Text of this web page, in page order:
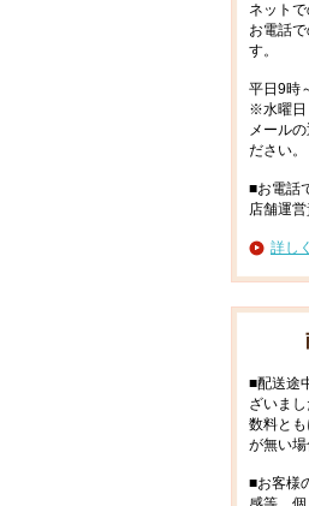
ネット
お電話
す。
平日9時
※水曜日
メール
ださい。
■お電話
店舗運
詳し
■配送途
ざいま
数料と
が無い場
■お客様